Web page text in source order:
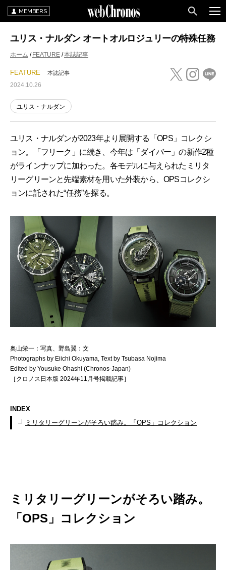
MEMBERS
ユリス・ナルダン オートオルロジュリーの特殊任務
ホーム FEATURE 本誌記事
FEATURE 本誌記事
2024.10.26
ユリス・ナルダン
ユリス・ナルダンが2023年より展開する「OPS」コレクシ
ョン。「フリーク」に続き、今年は「ダイバー」の新作2種
がラインナップに加わった。各モデルに与えられたミリタ
リーグリーンと先端素材を用いた外装から、OPSコレクシ
ョンに託された“任務”を探る。
奥山栄一：写真、野島翼：文
Photographs by Eiichi Okuyama, Text by Tsubasa Nojima
Edited by Yousuke Ohashi (Chronos-Japan)
［クロノス日本版 2024年11月号掲載記事］
INDEX
ミリタリーグリーンがそろい踏み。「OPS」コレクション
ミリタリーグリーンがそろい踏み。
「OPS」コレクション